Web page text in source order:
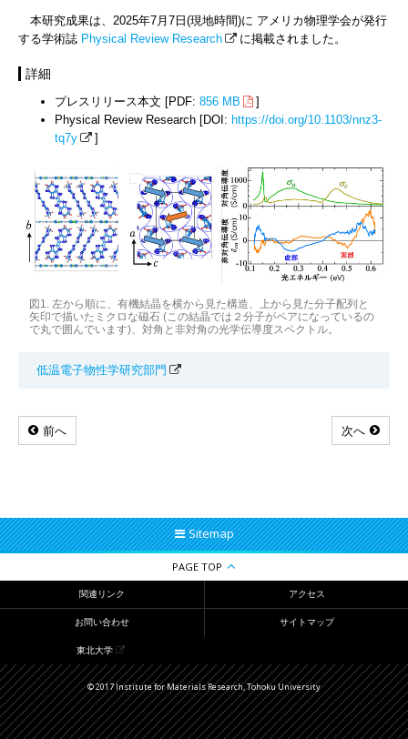
本研究成果は、2025年7月7日(現地時間)に アメリカ物理学会が発行
する学術誌 Physical Review Research に掲載されました。
詳細
プレスリリース本文 [PDF: 856 MB
]
Physical Review Research [DOI: https://doi.org/10.1103/nnz3-
tq7y
]
図1. 左から順に、有機結晶を横から見た構造、上から見た分子配列と
矢印で描いたミクロな磁石 (この結晶では２分子がペアになっているの
で丸で囲んでいます)、対角と非対角の光学伝導度スペクトル。
低温電子物性学研究部門
前へ 次へ
Sitemap
PAGE TOP
関連リンク アクセス
お問い合わせ サイトマップ
東北大学
© 2017 Institute for Materials Research, Tohoku University